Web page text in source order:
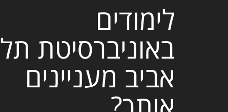
לימודים
באוניברסיטת תל
אביב מעניינים